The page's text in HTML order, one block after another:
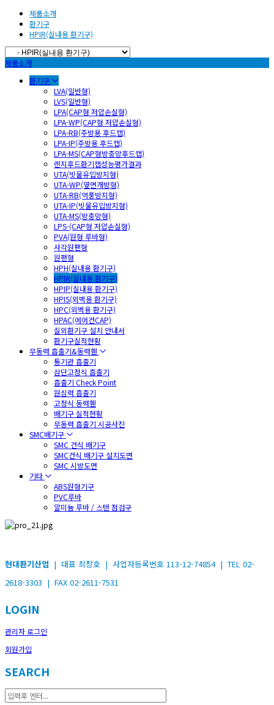
제품소개
환기구
HPIR(실내용 환기구)
제품소개
환기구
LVA(일반형)
LVS(일반형)
LPA(CAP형 저압손실형)
LPA-WP(CAP형 저압손실형)
LPA-RB(주방용 후드캡)
LPA-IP(주방용 후드캡)
LPA-MS(CAP형방충망후드캡)
렌지후드환기캡성능평가결과
UTA(빗물유입방지형)
UTA-WP(옆면개방형)
UTA-RB(역풍방지형)
UTA-IP(빗물유입방지형)
UTA-MS(방충망형)
LPS-(CAP형 저압손실형)
PVA(원형 루바형)
사각원팬형
원팬형
HPH(실내용 환기구)
HPIR(실내용 환기구)
HPIP(실내용 환기구)
HPIS(외벽용 환기구)
HPC(외벽용 환기구)
HPAC(에어컨CAP)
실외환기구 설치 안내서
환기구실적현황
무동력 흡출기&동력휀
통기관 흡출기
삼단고정식 흡출기
흡출기 Check Point
원심력 흡출기
고정식 동력휀
배기구 실적현황
무동력 흡출기 시공사진
SMC배기구
SMC 건식 배기구
SMC건식 배기구 설치도면
SMC 시방도면
기타
ABS원형기구
PVC루바
알미늄 루바 / 스텐 점검구
현대환기산업 | 대표 최창호 | 사업자등록번호 113-12-74854 | TEL 02-
2618-3303 | FAX 02-2611-7531
LOGIN
관리자 로그인
회원가입
SEARCH